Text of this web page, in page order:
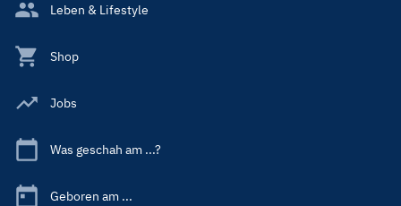
Leben & Lifestyle
Shop
Jobs
Was geschah am ...?
Geboren am ...